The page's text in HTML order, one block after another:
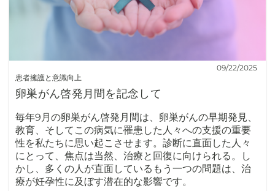
患者擁護と意識向上
09/22/2025
卵巣がん啓発月間を記念して
毎年9月の卵巣がん啓発月間は、卵巣がんの早期発見、
教育、そしてこの病気に罹患した人々への支援の重要
性を私たちに思い起こさせます。診断に直面した人々
にとって、焦点は当然、治療と回復に向けられる。し
かし、多くの人が直面しているもう一つの問題は、治
療が妊孕性に及ぼす潜在的な影響です。